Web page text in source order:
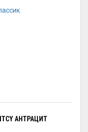
АНТРАЦИТ